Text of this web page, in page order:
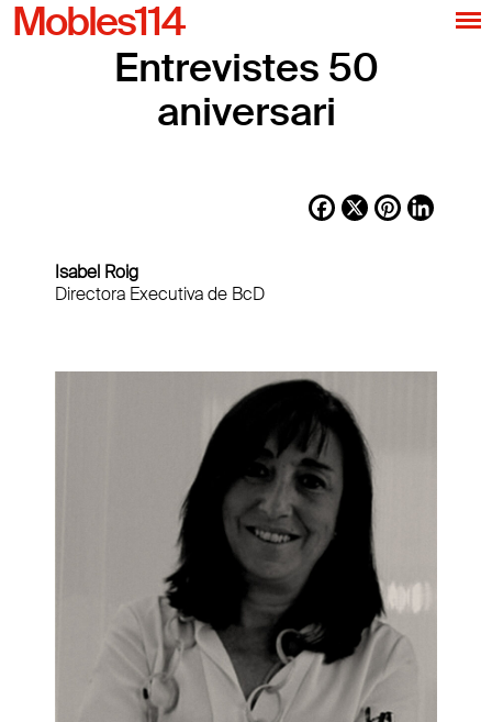
Mobles114
Entrevistes 50
aniversari
Facebook
X Pinterest
Isabel Roig
Directora Executiva de BcD